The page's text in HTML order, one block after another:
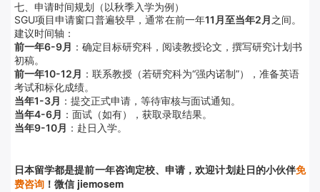
七、申请时间规划（以秋季入学为例）
SGU项目申请窗口普遍较早，通常在前一年11月至当年2月之间。
建议时间轴：
前一年6-9月 ：确定目标研究科，阅读教授论文，撰写研究计划书
初稿。
前一年10-12月 ：联系教授（若研究科为“强内诺制”），准备英语
考试和标化成绩。
当年1-3月 ：提交正式申请，等待审核与面试通知。
当年4-6月 ：面试（如有），获取录取结果。
当年9-10月 ：赴日入学。
日本留学都是提前一年咨询定校、申请，欢迎计划赴日的小伙伴免
费咨询 ！微信 jiemosem